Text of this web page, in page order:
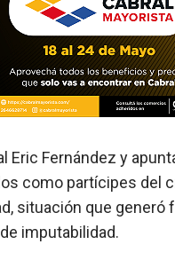
Fernández y
como partícipes del
situación que
imputabilidad.